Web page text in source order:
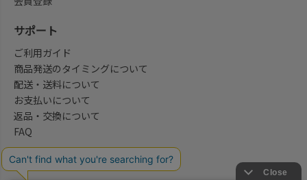
会社概要/お問合せ先
サポート
ご利用ガイド
商品発送のタイミングについて
配送・送料について
お支払いについて
返品・交換について
FAQ